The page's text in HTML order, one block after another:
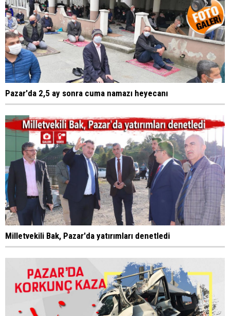
Pazar'da 2,5 ay sonra cuma namazı heyecanı
Milletvekili Bak, Pazar'da yatırımları denetledi